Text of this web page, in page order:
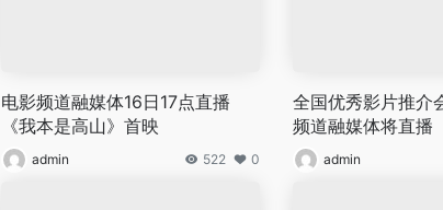
电影频道融媒体16日17点直播
《我本是高山》首映
admin 522 0
全国优秀影片推介
频道融媒体将直播
admin